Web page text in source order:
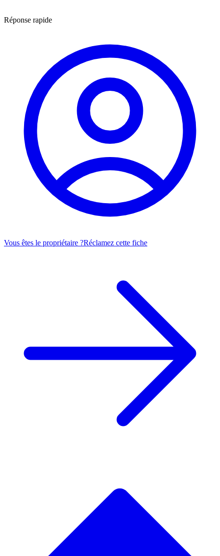
Réponse rapide
Vous êtes le propriétaire ?Réclamez cette fiche